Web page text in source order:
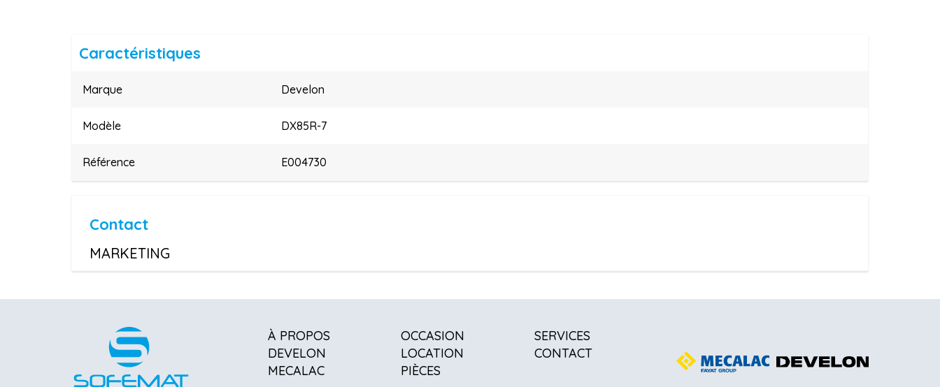
Caractéristiques
Marque Develon
Modèle DX85R-7
Référence E004730
Contact
MARKETING
À PROPOS
DEVELON
MECALAC
OCCASION
LOCATION
PIÈCES
SERVICES
CONTACT